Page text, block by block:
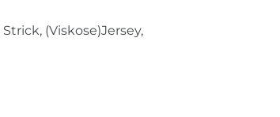
(Viskose)Jersey,